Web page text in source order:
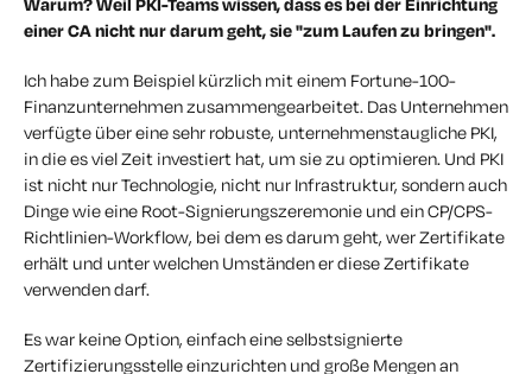
einer CA nicht nur darum geht, sie "zum Laufen zu bringen".
Ich habe zum Beispiel kürzlich mit einem Fortune-100-
Finanzunternehmen zusammengearbeitet. Das Unternehmen
verfügte über eine sehr robuste, unternehmenstaugliche PKI,
in die es viel Zeit investiert hat, um sie zu optimieren. Und PKI
ist nicht nur Technologie, nicht nur Infrastruktur, sondern auch
Dinge wie eine Root-Signierungszeremonie und ein CP/CPS-
Richtlinien-Workflow, bei dem es darum geht, wer Zertifikate
erhält und unter welchen Umständen er diese Zertifikate
verwenden darf.
Es war keine Option, einfach eine selbstsignierte
Zertifizierungsstelle einzurichten und große Mengen an